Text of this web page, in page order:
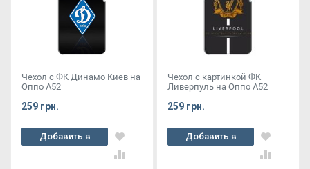
Чехол с ФК Динамо Киев на
Оппо А52
259 грн.
Добавить в
корзину
Чехол с картинкой ФК
Ливерпуль на Оппо А52
259 грн.
Добавить в
корзину